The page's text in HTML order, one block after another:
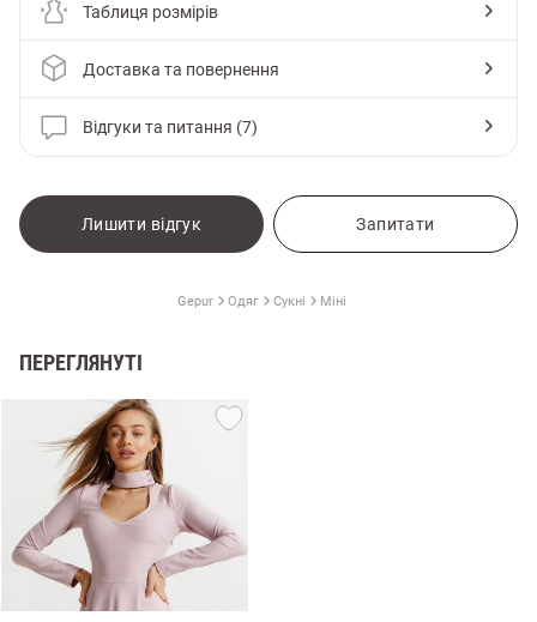
Таблиця розмірів
Доставка та повернення
Відгуки та питання (7)
Лишити відгук Запитати
Gepur Одяг Сукні Міні
ПЕРЕГЛЯНУТІ